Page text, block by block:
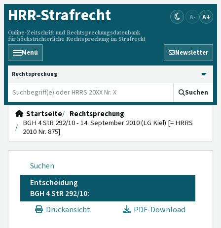
HRR-Strafrecht
Online-Zeitschrift und Rechtsprechungsdatenbank
für höchstrichterliche Rechtsprechung im Strafrecht
A- A+
Menü Newsletter
HRRS durchsuchen
Suchen
Startseite
Rechtsprechung
BGH 4 StR 292/10 - 14. September 2010 (LG Kiel) [= HRRS
2010 Nr. 875]
Suchen
Entscheidung
BGH 4 StR 292/10:
Druckansicht
PDF-Download